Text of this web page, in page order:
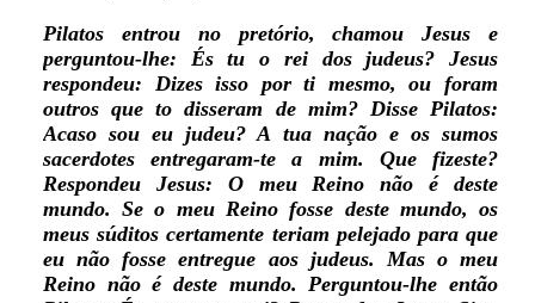
Pilatos entrou no pretório, chamou Jesus e
perguntou-lhe: És tu o rei dos judeus? Jesus
respondeu: Dizes isso por ti mesmo, ou foram
outros que to disseram de mim? Disse Pilatos:
Acaso sou eu judeu? A tua nação e os sumos
sacerdotes entregaram-te a mim. Que fizeste?
Respondeu Jesus: O meu Reino não é deste
mundo. Se o meu Reino fosse deste mundo, os
meus súditos certamente teriam pelejado para que
eu não fosse entregue aos judeus. Mas o meu
Reino não é deste mundo. Perguntou-lhe então